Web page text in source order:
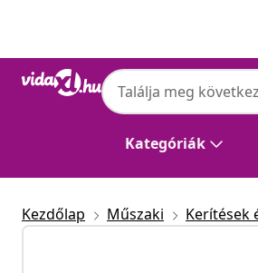
Kategóriák
Kezdőlap Műszaki Kerítések